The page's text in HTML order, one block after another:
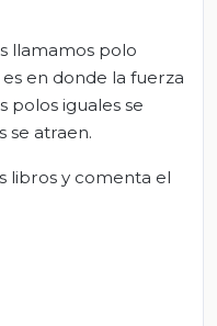
llamamos polo
en donde la fuerza
polos iguales se
se atraen.
libros y comenta el